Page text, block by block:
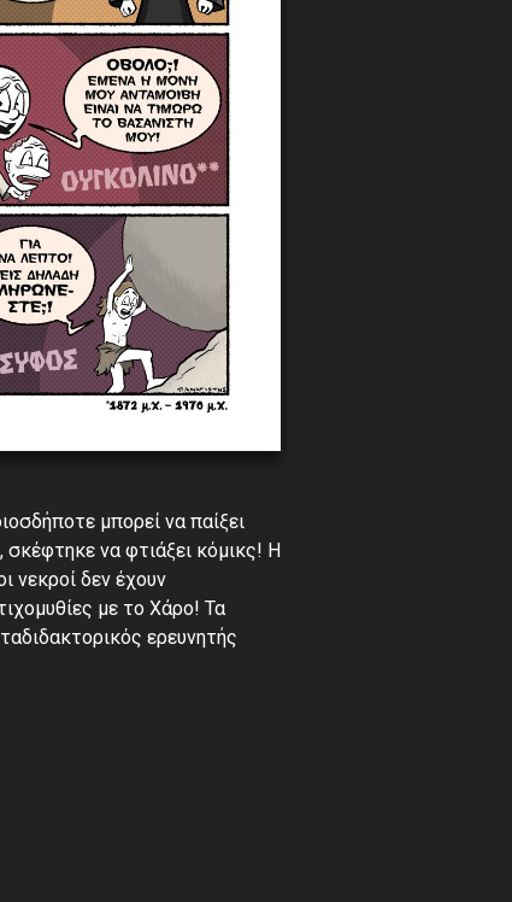
μπορεί να παίξει
σκέφτηκε να φτιάξει κόμικς! Η
νεκροί δεν έχουν
με το Χάρο! Τα
ερευνητής